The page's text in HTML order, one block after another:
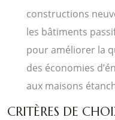
constructions
les bâtiments
pour améliorer la
des économies
aux maisons
CRITÈRES DE